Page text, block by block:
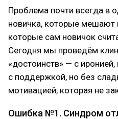
Проблема почти всегда в
новичка, которые мешают
которые сам новичок
Сегодня мы проведём
«достоинств» — с
с поддержкой, но без
мотивацией, которая не
Ошибка №1. Синдром